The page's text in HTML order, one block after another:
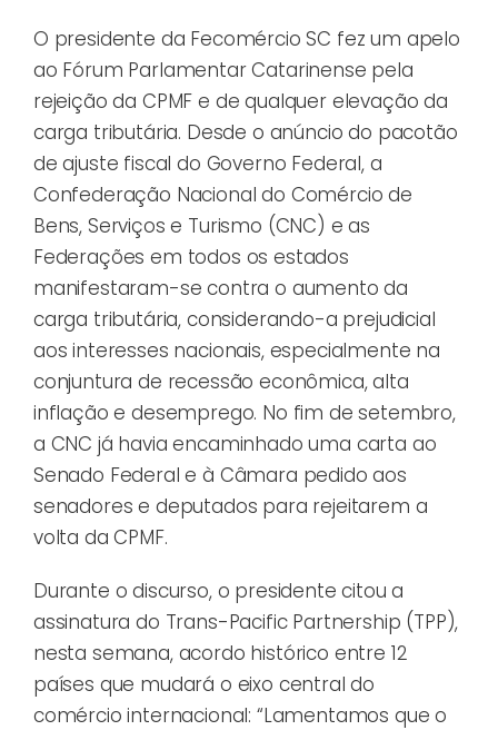
O presidente da Fecomércio SC fez um apelo
ao Fórum Parlamentar Catarinense pela
rejeição da CPMF e de qualquer elevação da
carga tributária. Desde o anúncio do pacotão
de ajuste fiscal do Governo Federal, a
Confederação Nacional do Comércio de
Bens, Serviços e Turismo (CNC) e as
Federações em todos os estados
manifestaram-se contra o aumento da
carga tributária, considerando-a prejudicial
aos interesses nacionais, especialmente na
conjuntura de recessão econômica, alta
inflação e desemprego. No fim de setembro,
a CNC já havia encaminhado uma carta ao
Senado Federal e à Câmara pedido aos
senadores e deputados para rejeitarem a
volta da CPMF.
Durante o discurso, o presidente citou a
assinatura do Trans-Pacific Partnership (TPP),
nesta semana, acordo histórico entre 12
países que mudará o eixo central do
comércio internacional: “Lamentamos que o